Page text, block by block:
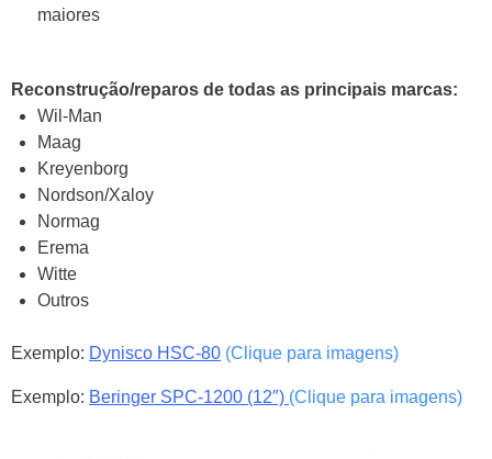
maiores
Reconstrução/reparos de todas as principais marcas:
Wil-Man
Maag
Kreyenborg
Nordson/Xaloy
Normag
Erema
Witte
Outros
Exemplo: Dynisco HSC-80 (Clique para imagens)
Exemplo: Beringer SPC-1200 (12″) (Clique para imagens)